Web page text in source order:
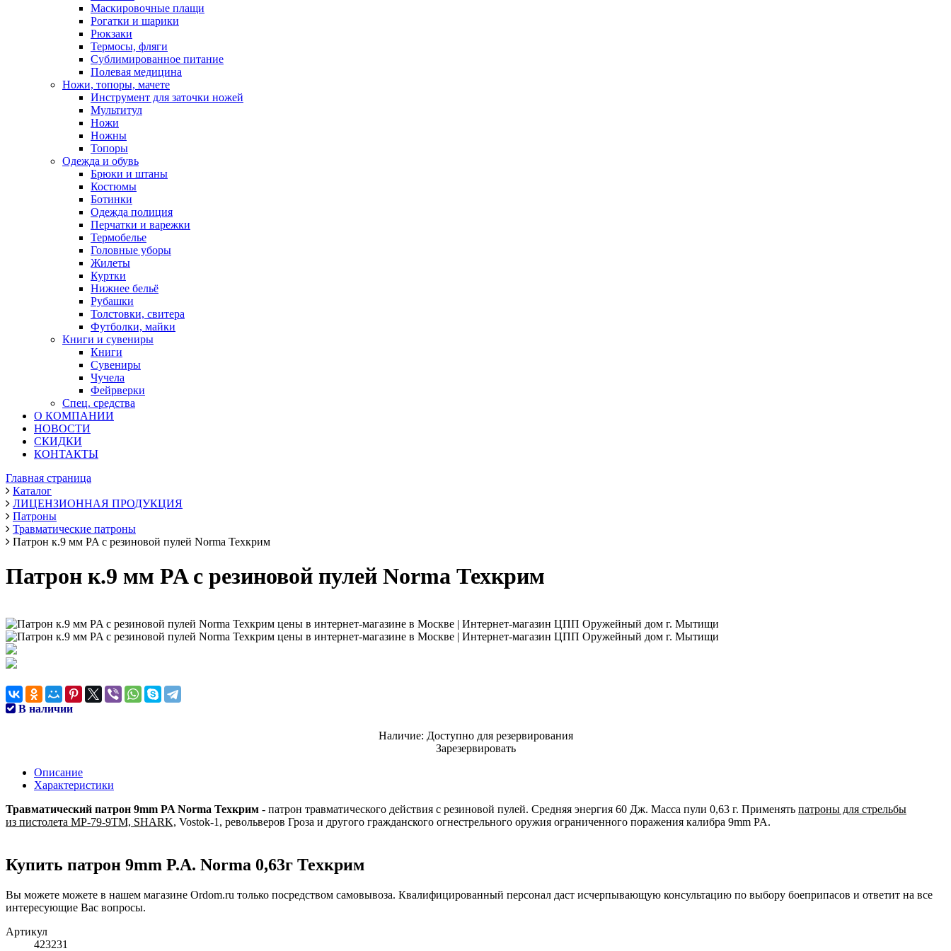
Маскировочные плащи
Рогатки и шарики
Рюкзаки
Термосы, фляги
Сублимированное питание
Полевая медицина
Ножи, топоры, мачете
Инструмент для заточки ножей
Мультитул
Ножи
Ножны
Топоры
Одежда и обувь
Брюки и штаны
Костюмы
Ботинки
Одежда полиция
Перчатки и варежки
Термобелье
Головные уборы
Жилеты
Куртки
Нижнее бельё
Рубашки
Толстовки, свитера
Футболки, майки
Книги и сувениры
Книги
Сувениры
Чучела
Фейрверки
Спец. средства
О КОМПАНИИ
НОВОСТИ
СКИДКИ
КОНТАКТЫ
Главная страница
Каталог
ЛИЦЕНЗИОННАЯ ПРОДУКЦИЯ
Патроны
Травматические патроны
Патрон к.9 мм PA с резиновой пулей Norma Техкрим
Патрон к.9 мм PA с резиновой пулей Norma Техкрим
В наличии
Наличие: Доступно для резервирования
Зарезервировать
Описание
Характеристики
Травматический патрон 9mm PA Norma Техкрим - патрон травматического действия с резиновой пулей. Средняя энергия 60 Дж. Масса пули 0,63 г. Применять патроны для стрельбы
из пистолета МР-79-9ТМ, SHARK, Vostok-1, револьверов Гроза и другого гражданского огнестрельного оружия ограниченного поражения калибра 9mm PA.
Купить патрон 9mm P.A. Norma 0,63г Техкрим
Вы можете можете в нашем магазине Ordom.ru только посредством самовывоза. Квалифицированный персонал даст исчерпывающую консультацию по выбору боеприпасов и ответит на все
интересующие Вас вопросы.
Артикул
423231